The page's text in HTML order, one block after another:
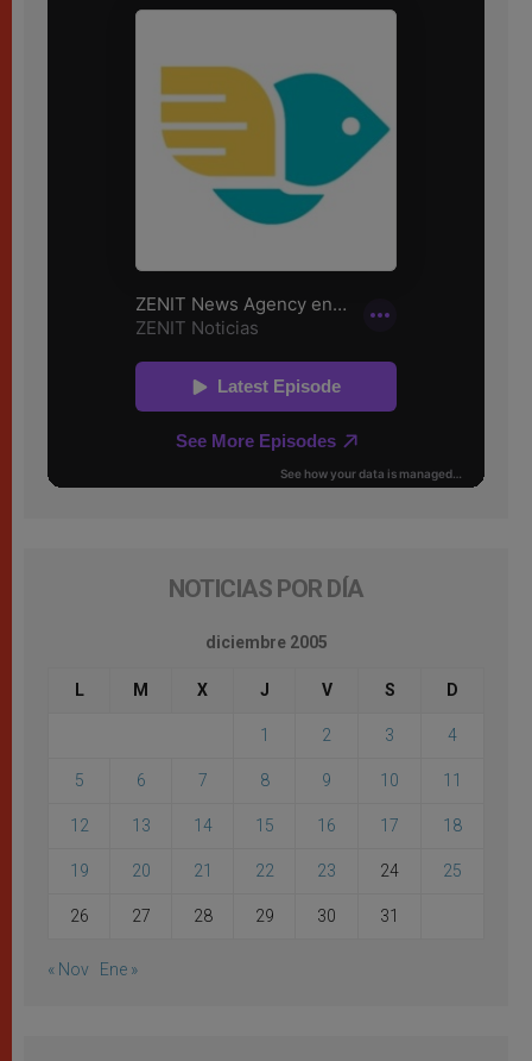
NOTICIAS POR DÍA
diciembre 2005
L M X J V S D
1 2 3 4
5 6 7 8 9 10 11
12 13 14 15 16 17 18
19 20 21 22 23 24 25
26 27 28 29 30 31
« Nov Ene »